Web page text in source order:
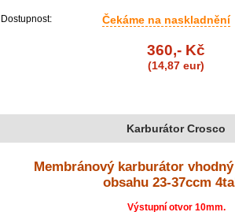
Dostupnost: Čekáme na naskladnění
360,- Kč
(14,87 eur)
Karburátor Crosco
Membránový karburátor
obsahu 23-37ccm
Výstupní otvor 10mm.